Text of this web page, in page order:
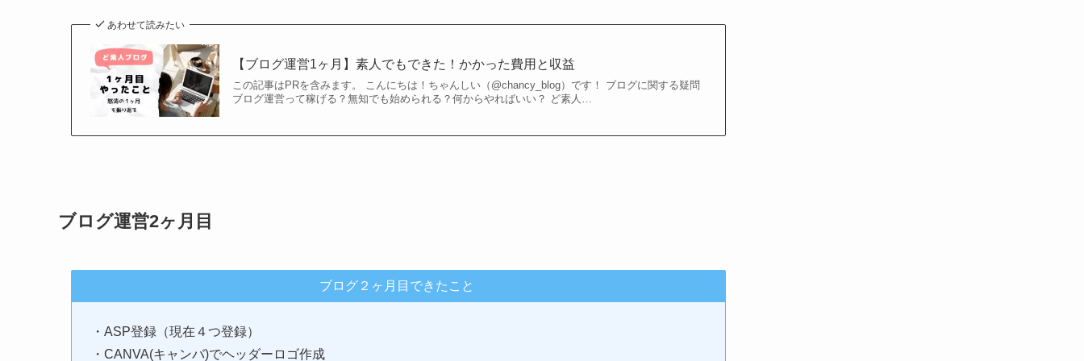
あわせて読みたい
【ブログ運営1ヶ月】素人でもできた！かかった費用と収益
この記事はPRを含みます。 こんにちは！ちゃんしい（@chancy_blog）です！ ブログに関する疑問
ブログ運営って稼げる？無知でも始められる？何からやればいい？ ど素人…
ブログ運営2ヶ月目
ブログ２ヶ月目できたこと
・ASP登録（現在４つ登録）
・CANVA(キャンバ)でヘッダーロゴ作成